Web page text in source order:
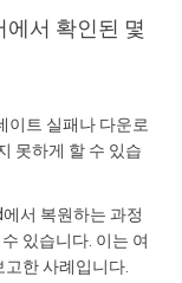
서 확인된 몇
이트 실패나 다운로
못하게 할 수 있습
서 복원하는 과정
있습니다. 이는 여
한 사례입니다.